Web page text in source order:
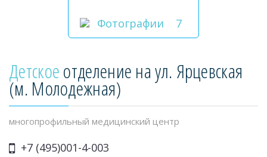
Фотографии 7
Детскоеотделение на ул. Ярцевская
(м. Молодежная)
многопрофильный медицинский центр
+7 (495)001-4-003